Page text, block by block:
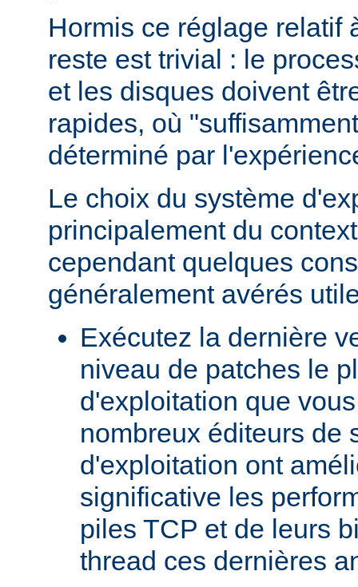
Hormis ce réglage relatif
reste est trivial : le
et les disques doivent
rapides, où
déterminé par
Le choix du système
principalement du
cependant quelques
généralement avérés
Exécutez la dernière
niveau de patches le
d'exploitation que
nombreux éditeurs de
d'exploitation ont
significative les
piles TCP et de leurs
thread ces dernières